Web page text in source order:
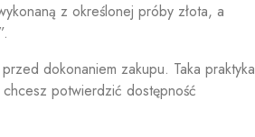
z określonej próby złota, a
dokonaniem zakupu. Taka praktyka
potwierdzić dostępność